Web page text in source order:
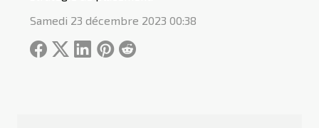
Samedi 23 décembre 2023 00:38